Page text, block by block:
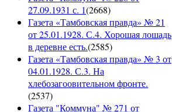
27.09.1931 с. 1(2668)
Газета «Тамбовская правда» № 21
от 25.01.1928. С.4. Хорошая лошадь
в деревне есть.(2585)
Газета «Тамбовская правда» № 3 от
04.01.1928. С.3. На
хлебозагоовительном фронте.
(2537)
Газета "Коммуна" № 271 от